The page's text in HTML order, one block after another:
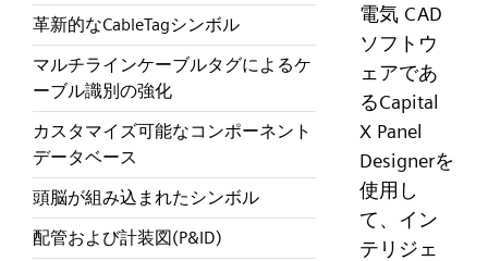
革新的なCableTagシンボル
マルチラインケーブルタグによるケ
ーブル識別の強化
カスタマイズ可能なコンポーネント
データベース
頭脳が組み込まれたシンボル
配管および計装図(P&ID)
電気 CAD
ソフトウ
ェアであ
るCapital
X Panel
Designerを
使用し
て、イン
テリジェ